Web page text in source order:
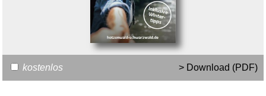
kostenlos > Download (PDF)